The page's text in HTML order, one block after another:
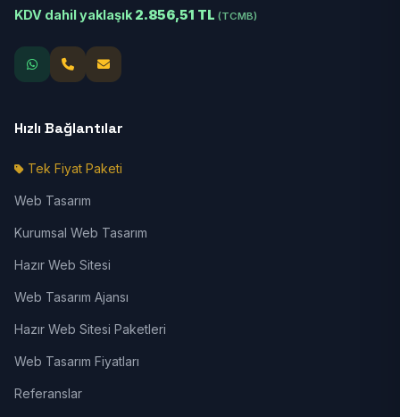
KDV dahil yaklaşık 2.856,51 TL (TCMB)
Hızlı Bağlantılar
Tek Fiyat Paketi
Web Tasarım
Kurumsal Web Tasarım
Hazır Web Sitesi
Web Tasarım Ajansı
Hazır Web Sitesi Paketleri
Web Tasarım Fiyatları
Referanslar